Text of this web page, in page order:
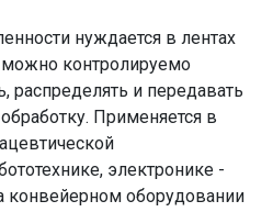
нуждается в лентах
контролируемо
распределять и передавать
Применяется в
электронике -
конвейерном оборудовании